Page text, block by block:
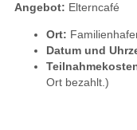
Angebot: Elterncafé
Ort:
Datum und
Ort bezahlt.)